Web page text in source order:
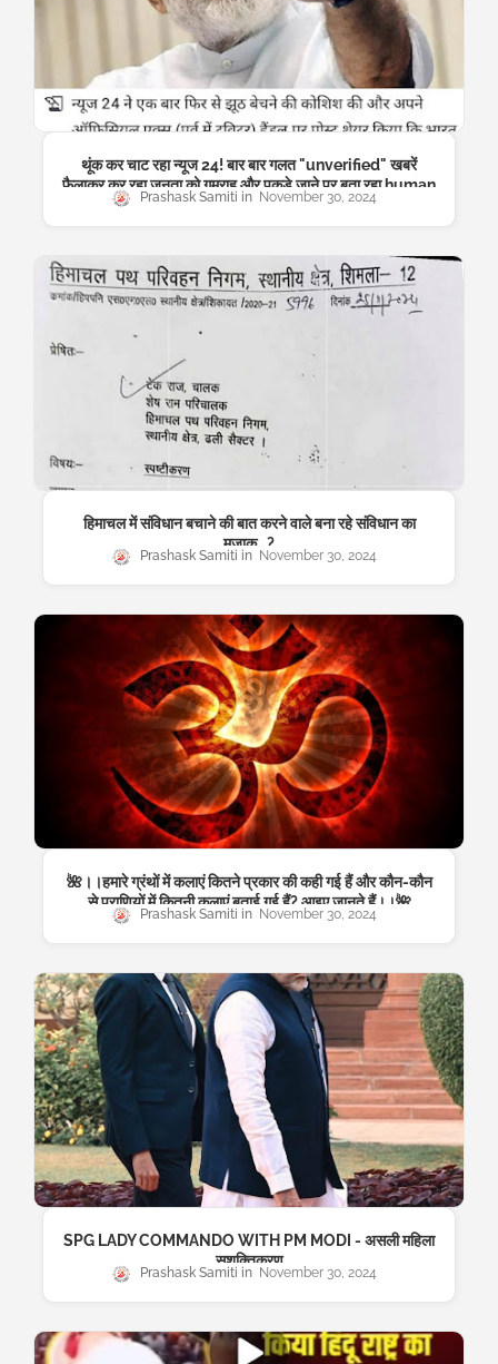
थूंक कर चाट रहा न्यूज 24! बार बार गलत "unverified" खबरें
फैलाकर कर रहा जनता को गुमराह और पकड़े जाने पर बता रहा human
error
Prashask Samiti November 30, 2024
हिमाचल में संविधान बचाने की बात करने वाले बना रहे संविधान का
मजाक...?
Prashask Samiti November 30, 2024
🌺।।हमारे ग्रंथों में कलाएं कितने प्रकार की कही गई हैं और कौन-कौन
से प्राणियों में कितनी कलाएं बताई गई हैं? आइए जानते हैं।।🌺
Prashask Samiti November 30, 2024
SPG LADY COMMANDO WITH PM MODI - असली महिला
सशक्तिकरण
Prashask Samiti November 30, 2024